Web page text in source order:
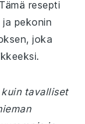
resepti
pekonin
joka
tavalliset